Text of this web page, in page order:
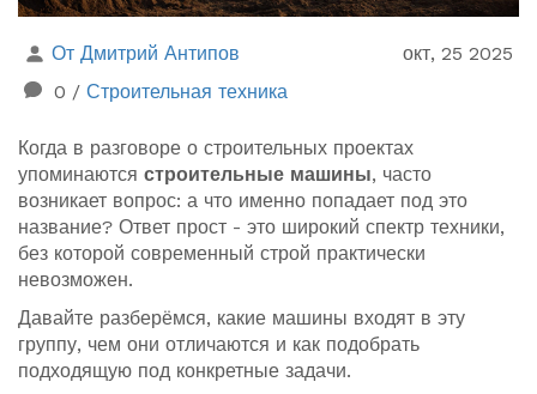
От Дмитрий Антипов
окт, 25 2025
0 / Строительная техника
Когда в разговоре о строительных проектах
упоминаются строительные машины, часто
возникает вопрос: а что именно попадает под это
название? Ответ прост - это широкий спектр техники,
без которой современный строй практически
невозможен.
Давайте разберёмся, какие машины входят в эту
группу, чем они отличаются и как подобрать
подходящую под конкретные задачи.